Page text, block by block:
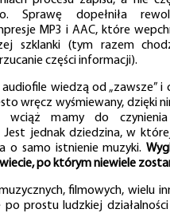
Sprawę dopełniła
MP3 i AAC, które
szklanki (tym razem
części informacji).
wiedzą od „zawsze” i
wręcz wyśmiewany, dzięki
wciąż mamy do
Jest jednak dziedzina, w
o samo istnienie muzyki.
po którym niewiele
filmowych, wielu
prostu ludzkiej